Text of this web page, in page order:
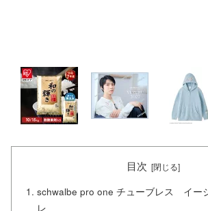
目次
schwalbe pro one チューブレス イ
レ